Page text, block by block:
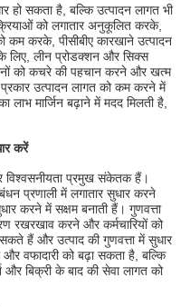
हो सकता है, बल्कि उत्पादन लागत भी
को लगातार अनुकूलित करके,
करके, पीसीबीए कारखाने उत्पादन
लिए, लीन प्रोडक्शन और सिक्स
को कचरे की पहचान करने और खत्म
उत्पादन लागत को कम करने में
मार्जिन बढ़ाने में मदद मिलती है,
करें
विश्वसनीयता प्रमुख संकेतक हैं।
प्रणाली में लगातार सुधार करने
करने में सक्षम बनाती हैं। गुणवत्ता
रखरखाव करने और कर्मचारियों को
हैं और उत्पाद की गुणवत्ता में सुधार
वफादारी को बढ़ा सकता है, बल्कि
और बिक्री के बाद की सेवा लागत को